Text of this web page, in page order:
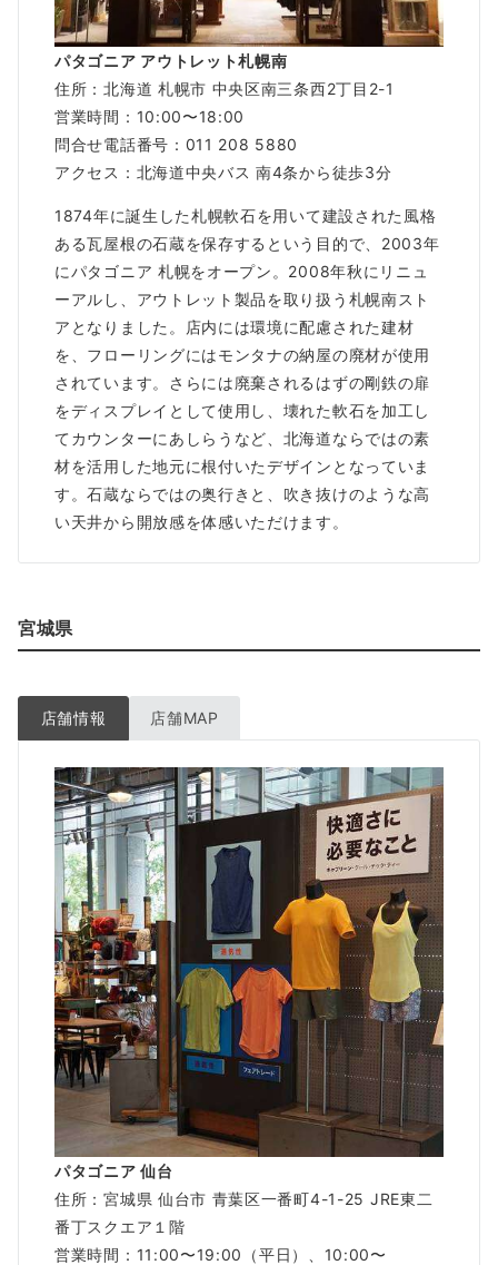
パタゴニア アウトレット札幌南
住所：北海道 札幌市 中央区南三条西2丁目2-1
営業時間：10:00〜18:00
問合せ電話番号：011 208 5880
アクセス：北海道中央バス 南4条から徒歩3分
1874年に誕生した札幌軟石を用いて建設された風格
ある瓦屋根の石蔵を保存するという目的で、2003年
にパタゴニア 札幌をオープン。2008年秋にリニュ
ーアルし、アウトレット製品を取り扱う札幌南スト
アとなりました。店内には環境に配慮された建材
を、フローリングにはモンタナの納屋の廃材が使用
されています。さらには廃棄されるはずの剛鉄の扉
をディスプレイとして使用し、壊れた軟石を加工し
てカウンターにあしらうなど、北海道ならではの素
材を活用した地元に根付いたデザインとなっていま
す。石蔵ならではの奥行きと、吹き抜けのような高
い天井から開放感を体感いただけます。
宮城県
店舗情報 店舗MAP
パタゴニア 仙台
住所：宮城県 仙台市 青葉区一番町4-1-25 JRE東二
番丁スクエア１階
営業時間：11:00〜19:00（平日）、10:00〜